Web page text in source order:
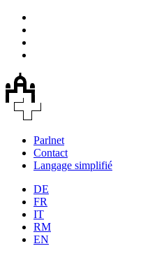
Parlnet
Contact
Langage simplifié
DE
FR
IT
RM
EN